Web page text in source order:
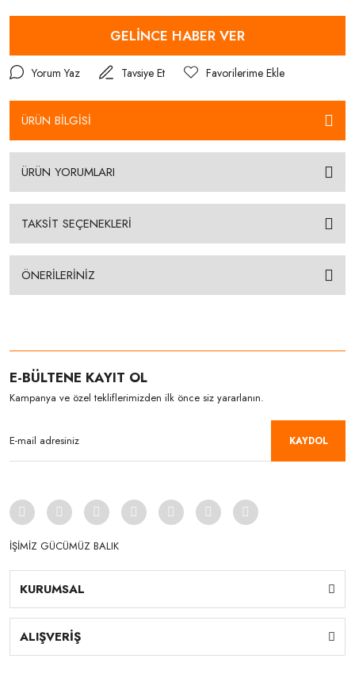
GELİNCE HABER VER
Yorum Yaz Tavsiye Et
ÜRÜN BİLGİSİ
ÜRÜN YORUMLARI
TAKSİT SEÇENEKLERİ
ÖNERİLERİNİZ
E-BÜLTENE KAYIT OL
Kampanya ve özel tekliflerimizden ilk önce siz yararlanın.
KAYDOL
İŞİMİZ GÜCÜMÜZ BALIK
KURUMSAL
ALIŞVERİŞ